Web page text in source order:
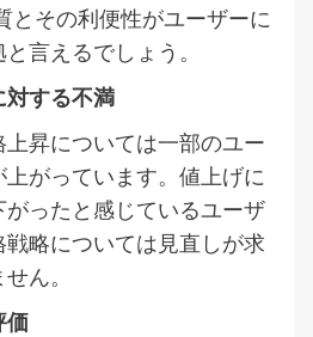
その利便性がユーザーに
言えるでしょう。
対する不満
昇については一部のユー
がっています。値上げに
ったと感じているユーザ
略については見直しが求
ん。
価